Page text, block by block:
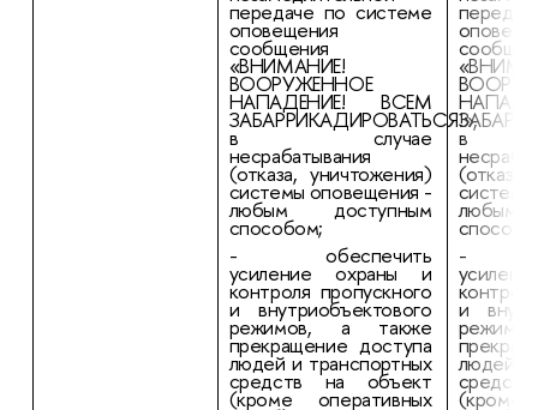
передаче по системе
оповещения
сообщения
«ВНИМАНИЕ!
ВООРУЖЕННОЕ
НАПАДЕНИЕ! ВСЕМ
ЗАБАРРИКАДИРОВАТЬСЯ!»,
в случае
несрабатывания
(отказа, уничтожения)
системы оповещения -
любым доступным
способом;
- обеспечить
усиление охраны и
контроля пропускного
и внутриобъектового
режимов, а также
прекращение доступа
людей и транспортных
средств на объект
(кроме оперативных
в
любым
-
и
людей и
(кроме